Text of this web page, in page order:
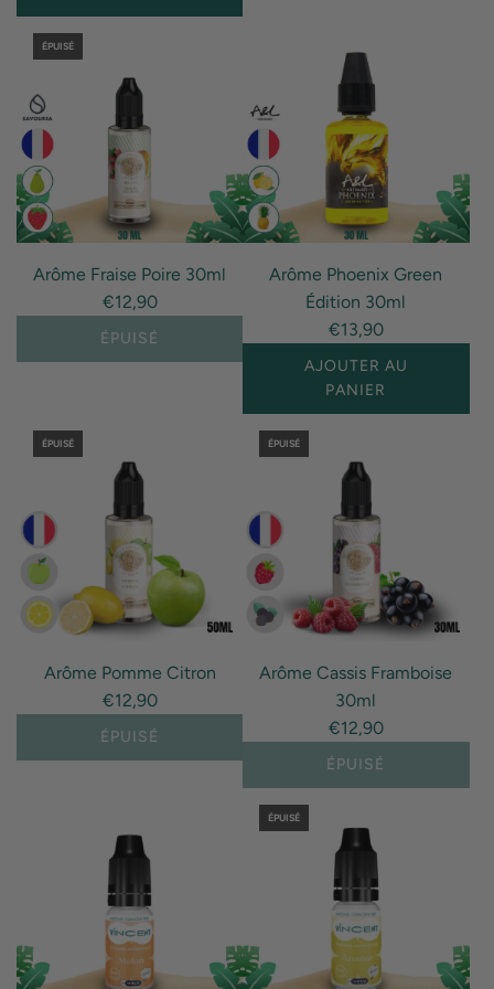
I18n
Error:
interpolation
value
"produit"
for
"Ajouter
{{
produit
panier"
ÉPUISÉ
Arôme Fraise Poire 30ml
€12,90
ÉPUISÉ
Arôme Phoenix Green
Édition 30ml
€13,90
AJOUTER AU
PANIER
I18n
Error:
interpolation
value
"produit"
"Ajouter
produit
panier"
ÉPUISÉ
Arôme Pomme Citron
€12,90
ÉPUISÉ
ÉPUISÉ
Arôme Cassis Framboise
30ml
€12,90
ÉPUISÉ
ÉPUISÉ